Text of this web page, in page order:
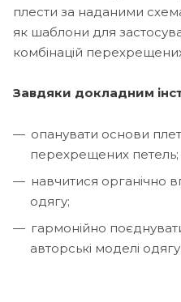
плести за наданими
як шаблони для
комбінацій
Завдяки докладним
опанувати основи
перехрещених петель;
навчитися органічно
одягу;
гармонійно
авторські моделі одягу.